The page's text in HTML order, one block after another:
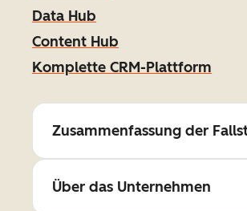
Data Hub
Content Hub
Komplette CRM-Plattform
Zusammenfassung der
Über das Unternehmen